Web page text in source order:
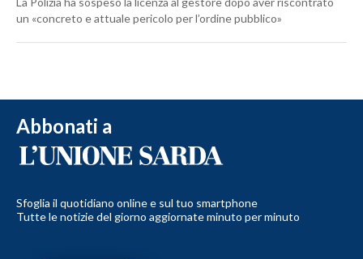
un «concreto e attuale pericolo per l’ordine pubblico»
Abbonati a
Sfoglia il quotidiano online e sul tuo smartphone
Tutte le notizie del giorno aggiornate minuto per minuto